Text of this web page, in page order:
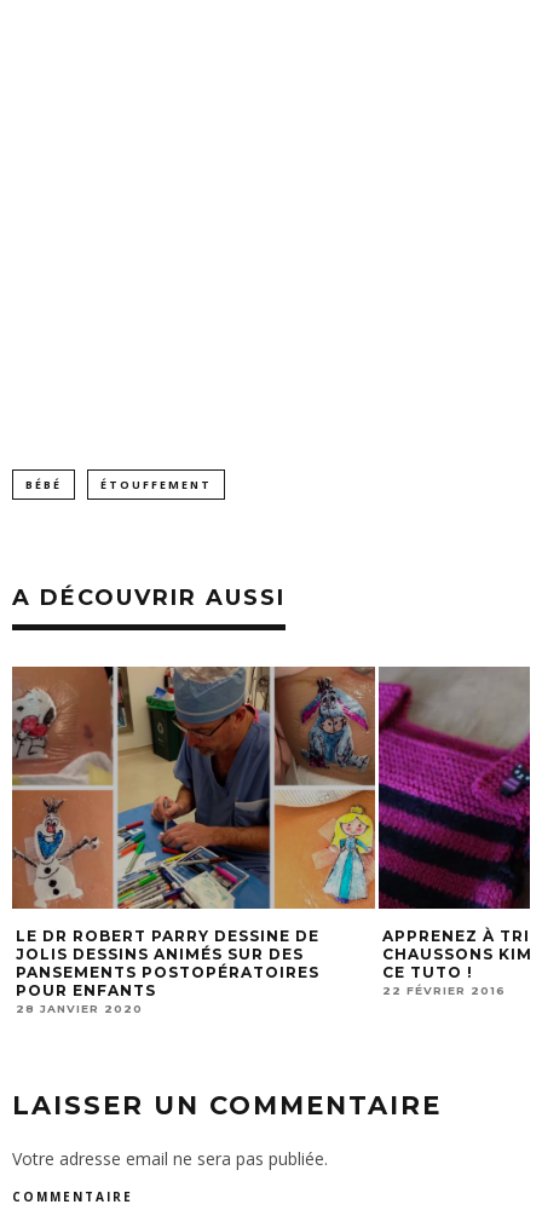
BÉBÉ ÉTOUFFEMENT
A DÉCOUVRIR AUSSI
LE DR ROBERT PARRY DESSINE DE
JOLIS DESSINS ANIMÉS SUR DES
PANSEMENTS POSTOPÉRATOIRES
POUR ENFANTS
28 JANVIER 2020
APPRENEZ À
CHAUSSONS
CE TUTO !
22 FÉVRIER 2016
LAISSER UN COMMENTAIRE
Votre adresse email ne sera pas publiée.
COMMENTAIRE